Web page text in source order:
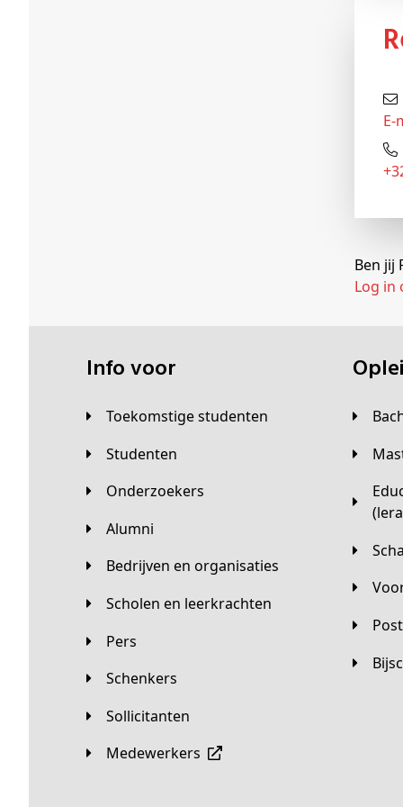
E-
Ben jij
Log in
Info voor
Toekomstige studenten
Studenten
Onderzoekers
Alumni
Bedrijven en organisaties
Scholen en leerkrachten
Pers
Schenkers
Sollicitanten
Medewerkers
Educatieve master